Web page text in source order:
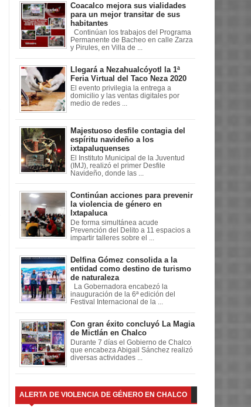
Coacalco mejora sus vialidades
para un mejor transitar de sus
habitantes
Continúan los trabajos del Programa
Permanente de Bacheo en calle Zarza
y Pirules, en Villa de ...
Llegará a Nezahualcóyotl la 1ª
Feria Virtual del Taco Neza 2020
El evento privilegia la entrega a
domicilio y las ventas digitales por
medio de redes ...
Majestuoso desfile contagia del
espíritu navideño a los
ixtapaluquenses
El Instituto Municipal de la Juventud
(IMJ), realizó el primer Desfile
Navideño, donde las ...
Continúan acciones para prevenir
la violencia de género en
Ixtapaluca
De forma simultánea acude
Prevención del Delito a 11 espacios a
impartir talleres sobre el ...
Delfina Gómez consolida a la
entidad como destino de turismo
de naturaleza
La Gobernadora encabezó la
inauguración de la 6ª edición del
Festival Internacional de la ...
Con gran éxito concluyó La Magia
de Mictlán en Chalco
Durante 7 días el Gobierno de Chalco
que encabeza Abigail Sánchez realizó
diversas actividades ...
ALERTA DE VIOLENCIA DE GÉNERO EN CHALCO